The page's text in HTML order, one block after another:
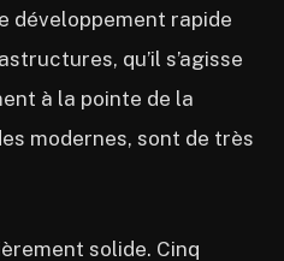
développement rapide
qu’il s’agisse
à la pointe de la
modernes, sont de très
solide. Cinq